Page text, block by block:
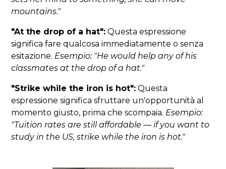
mountains."
"At the drop of a hat": Questa espressione
significa fare qualcosa immediatamente o senza
esitazione. Esempio: "He would help any of his
classmates at the drop of a hat."
"Strike while the iron is hot": Questa
espressione significa sfruttare un'opportunità al
momento giusto, prima che scompaia. Esempio:
"Tuition rates are still affordable — if you want to
study in the US, strike while the iron is hot."